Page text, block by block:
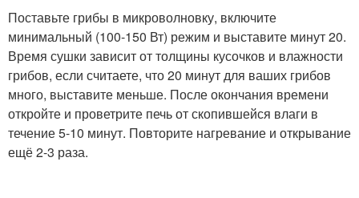
Поставьте грибы в микроволновку, включите
минимальный (100-150 Вт) режим и выставите минут 20.
Время сушки зависит от толщины кусочков и влажности
грибов, если считаете, что 20 минут для ваших грибов
много, выставите меньше. После окончания времени
откройте и проветрите печь от скопившейся влаги в
течение 5-10 минут. Повторите нагревание и открывание
ещё 2-3 раза.